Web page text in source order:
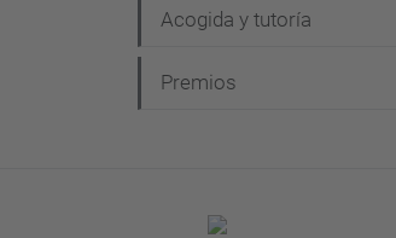
Acogida y tutoría
Premios